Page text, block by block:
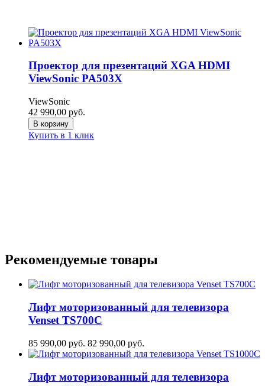
Проектор для презентаций XGA HDMI
ViewSonic PA503X
ViewSonic
42 990,00 руб.
В корзину
Купить в 1 клик
Рекомендуемые товары
Лифт моторизованный для телевизора
Venset TS700С
85 990,00 руб. 82 990,00 руб.
Лифт моторизованный для телевизора